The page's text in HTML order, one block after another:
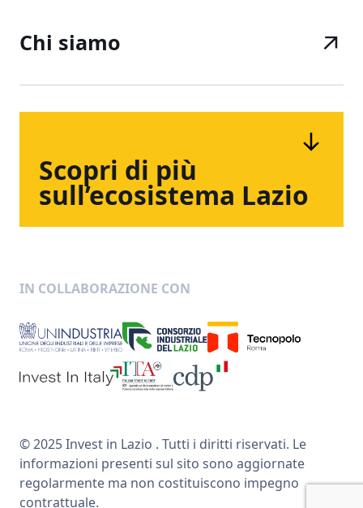
Chi siamo
Scopri di più
sull’ecosistema Lazio
IN COLLABORAZIONE CON
© 2025 Invest in Lazio . Tutti i diritti riservati. Le
informazioni presenti sul sito sono aggiornate
regolarmente ma non costituiscono impegno
contrattuale.